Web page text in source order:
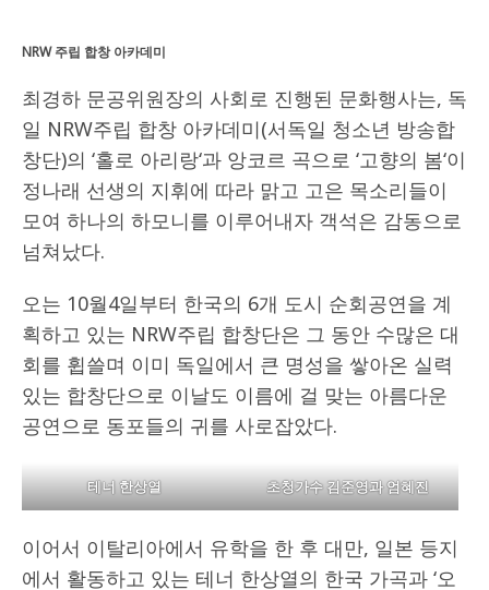
NRW 주립 합창 아카데미
최경하 문공위원장의 사회로 진행된 문화행사는, 독
일 NRW주립 합창 아카데미(서독일 청소년 방송합
창단)의 ‘홀로 아리랑‘과 앙코르 곡으로 ‘고향의 봄‘이
정나래 선생의 지휘에 따라 맑고 고은 목소리들이
모여 하나의 하모니를 이루어내자 객석은 감동으로
넘쳐났다.
오는 10월4일부터 한국의 6개 도시 순회공연을 계
획하고 있는 NRW주립 합창단은 그 동안 수많은 대
회를 휩쓸며 이미 독일에서 큰 명성을 쌓아온 실력
있는 합창단으로 이날도 이름에 걸 맞는 아름다운
공연으로 동포들의 귀를 사로잡았다.
테너 한상열 초청가수 김준영과 엄혜진
이어서 이탈리아에서 유학을 한 후 대만, 일본 등지
에서 활동하고 있는 테너 한상열의 한국 가곡과 ‘오